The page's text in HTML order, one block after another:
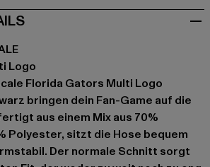
Logo
Florida Gators Multi Logo
bringen dein Fan-Game auf die
aus einem Mix aus 70%
Polyester, sitzt die Hose bequem
Der normale Schnitt sorgt